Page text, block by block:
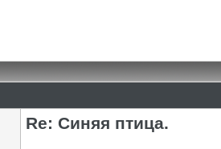
Re: Синяя птица.